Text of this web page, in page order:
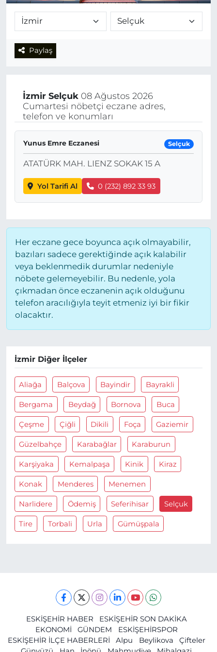
Paylaş
İzmir Selçuk08 Ağustos 2026
Cumartesi nöbetçi eczane adres,
telefon ve konumları
Yunus Emre Eczanesi Selçuk
ATATÜRK MAH. LIENZ SOKAK 15 A
Yol Tarifi Al 0 (232) 892 33 93
Her eczane gece boyunca açık olmayabilir,
bazıları sadece gerektiğinde açık kalabilir
veya beklenmedik durumlar nedeniyle
nöbete gelemeyebilir. Bu nedenle, yola
çıkmadan önce eczanenin açık olduğunu
telefon aracılığıyla teyit etmeniz iyi bir fikir
olacaktır.
İzmir Diğer İlçeler
Aliağa Balçova Bayindir Bayrakli
Bergama Beydağ Bornova Buca
Çeşme Çiğli Dikili Foça Gaziemir
Güzelbahçe Karabağlar Karaburun
Karşiyaka Kemalpaşa Kinik Kiraz
Konak Menderes Menemen
Narlidere Ödemiş Seferihisar Selçuk
Tire Torbali Urla Gümüşpala
ESKİŞEHİR HABER
ESKİŞEHİR SON DAKİKA
EKONOMİ
GÜNDEM
ESKİŞEHİRSPOR
ESKİŞEHİR İLÇE HABERLERİ
Alpu Beylikova
Çifteler